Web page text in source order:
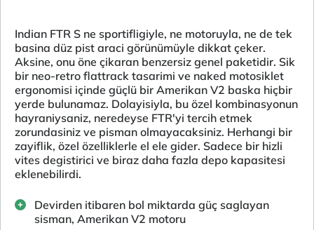
Indian FTR S ne sportifligiyle, ne motoruyla, ne de tek
basina düz pist araci görünümüyle dikkat çeker.
Aksine, onu öne çikaran benzersiz genel paketidir. Sik
bir neo-retro flattrack tasarimi ve naked motosiklet
ergonomisi içinde güçlü bir Amerikan V2 baska hiçbir
yerde bulunamaz. Dolayisiyla, bu özel kombinasyonun
hayraniysaniz, neredeyse FTR'yi tercih etmek
zorundasiniz ve pisman olmayacaksiniz. Herhangi bir
zayiflik, özel özelliklerle el ele gider. Sadece bir hizli
vites degistirici ve biraz daha fazla depo kapasitesi
eklenebilirdi.
Devirden itibaren bol miktarda güç saglayan
sisman, Amerikan V2 motoru